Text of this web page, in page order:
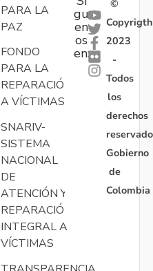
PARA LA
PAZ
FONDO
PARA LA
REPARACIÓN
A VÍCTIMAS
SNARIV-
SISTEMA
NACIONAL
DE
ATENCIÓN Y
REPARACIÓN
INTEGRAL A
VÍCTIMAS
gu
en
os
en:
©
Copyrigth
2023
-
Todos
los
derechos
Gobierno
de
Colombia